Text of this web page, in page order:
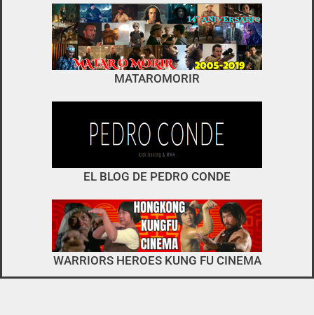
no es el típico de «llegar,
descargar y pirarse».
interactuar e integrarse
MATAROMORIR
EL BLOG DE PEDRO CONDE
WARRIORS HEROES KUNG FU CINEMA